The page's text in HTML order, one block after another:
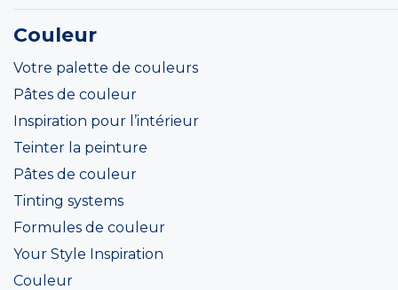
Couleur
Votre palette de couleurs
Pâtes de couleur
Inspiration pour l’intérieur
Teinter la peinture
Pâtes de couleur
Tinting systems
Formules de couleur
Your Style Inspiration
Couleur